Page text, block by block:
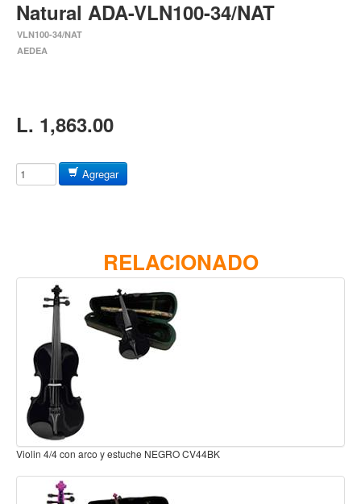
Pedales de efectos
Estuches y fundas
Acustica
Platillos
Redoblantes
Pedestal para platillo
Pedestal para Hi-Hat
Pedestal para redoblante
Herrajes
Pedal
Trono
Accesorios
Natural ADA-VLN100-34/NAT
VLN100-34/NAT
AEDEA
L. 1,863.00
Agregar
RELACIONADO
Violin 4/4 con arco y estuche Natural ADA-VLN100-44/NAT